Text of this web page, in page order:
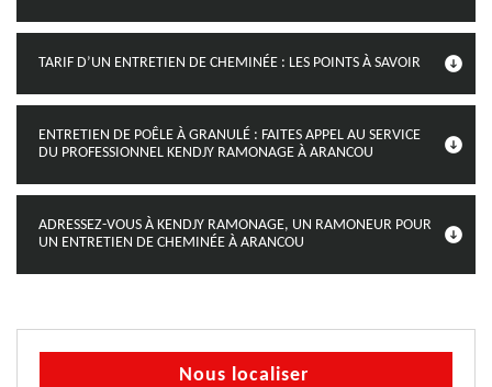
TARIF D’UN ENTRETIEN DE CHEMINÉE : LES POINTS À SAVOIR
ENTRETIEN DE POÊLE À GRANULÉ : FAITES APPEL AU SERVICE
DU PROFESSIONNEL KENDJY RAMONAGE À ARANCOU
ADRESSEZ-VOUS À KENDJY RAMONAGE, UN RAMONEUR POUR
UN ENTRETIEN DE CHEMINÉE À ARANCOU
Nous localiser